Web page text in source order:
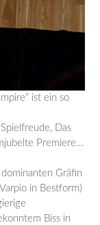
ist ein so
Das
Premiere…
Gräfin
in Bestform)
Biss in